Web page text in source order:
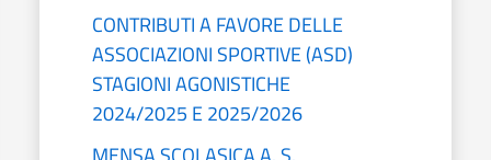
CONTRIBUTI A FAVORE DELLE
ASSOCIAZIONI SPORTIVE (ASD)
STAGIONI AGONISTICHE
2024/2025 E 2025/2026